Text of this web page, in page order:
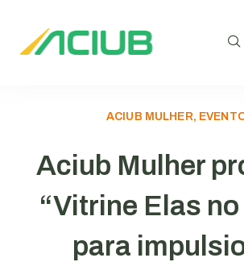
ACIUB MULHER,
Aciub Mulher
“Vitrine Elas no
para